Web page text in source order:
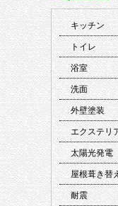
キッチン
トイレ
浴室
洗面
外壁塗装
エクステリ
太陽光発電
屋根葺き替
耐震